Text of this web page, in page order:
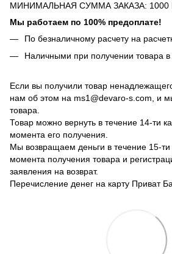
МИНИМАЛЬНАЯ СУММА ЗАКАЗА: 1000
Мы работаем по 100% предоплате!
По безналичному расчету на
Наличными при получении товара
Если вы получили товар
нам об этом на ms1@devaro-s.com, и
товара.
Товар можно вернуть в течение 14-ти
момента его получения.
Мы возвращаем деньги в течение 15-
момента получения товара и
заявления на возврат.
Перечисление денег на карту Приват